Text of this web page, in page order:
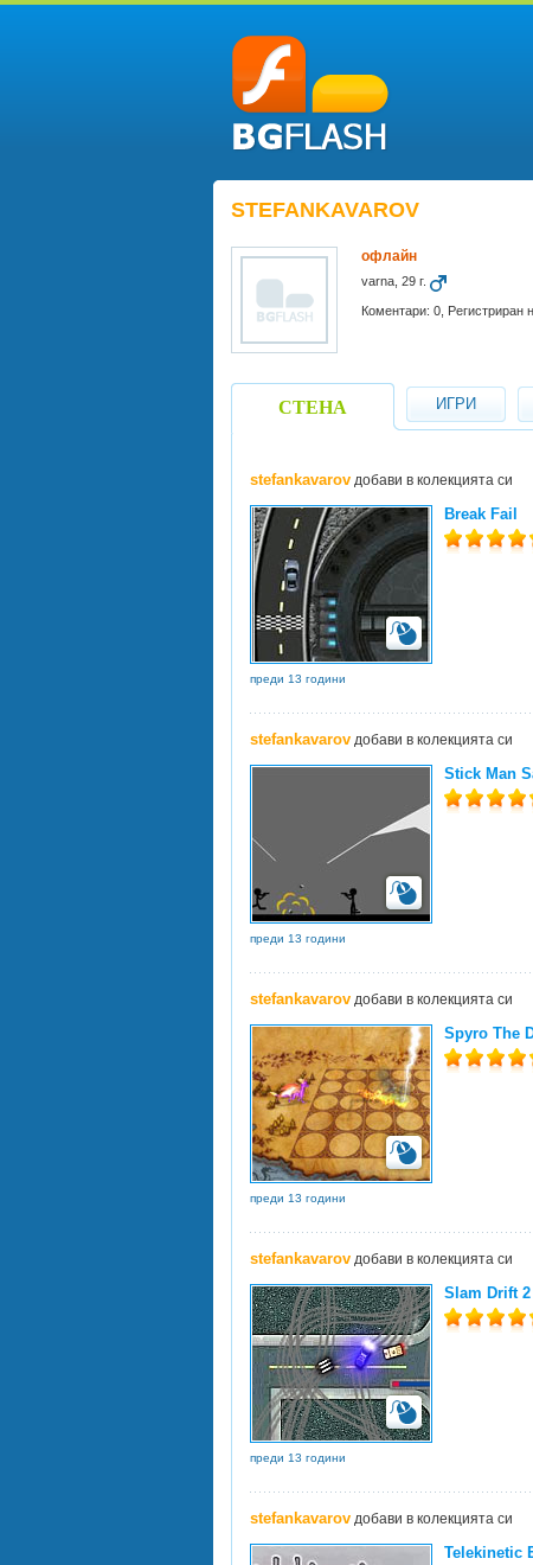
STEFANKAVAROV
офлайн
varna, 29 г.
Коментари: 0, Регистриран
СТЕНА ИГРИ
stefankavarovдобави в колекцията си
Break Fail
преди 13 години
stefankavarovдобави в колекцията си
Stick Man
преди 13 години
stefankavarovдобави в колекцията си
Spyro The
преди 13 години
stefankavarovдобави в колекцията си
Slam Drift 2
преди 13 години
stefankavarovдобави в колекцията си
Telekinetic